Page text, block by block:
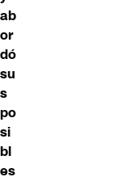
ab
or
dó
su
s
po
si
bl
es